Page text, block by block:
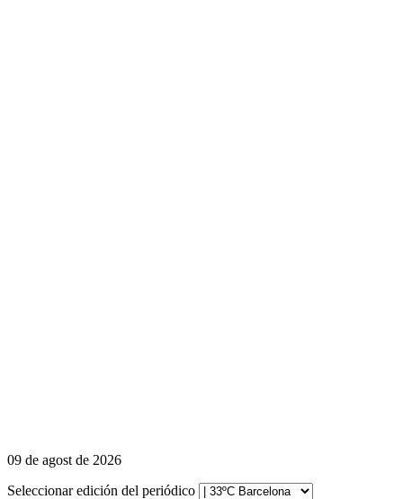
09 de agost de 2026
Seleccionar edición del periódico